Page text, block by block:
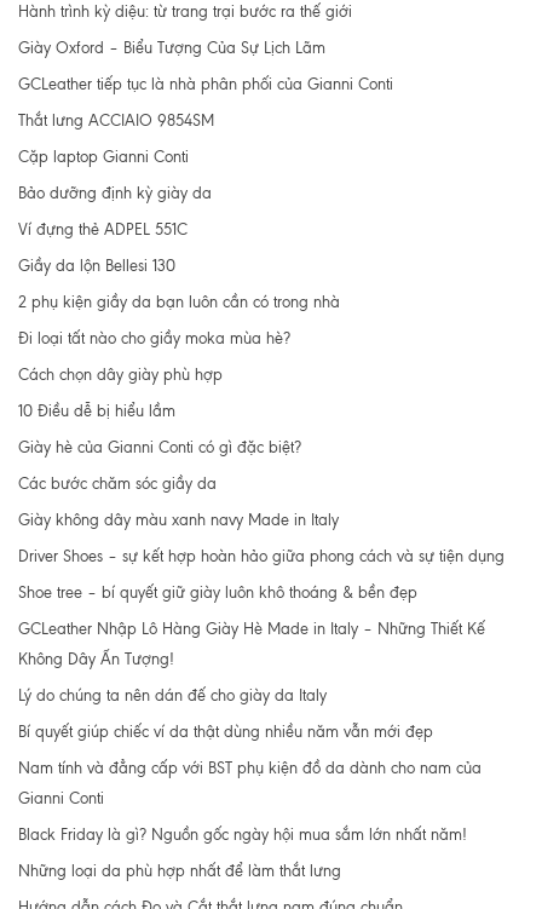
Hành trình kỳ diệu: từ trang trại bước ra thế giới
Giày Oxford – Biểu Tượng Của Sự Lịch Lãm
GCLeather tiếp tục là nhà phân phối của Gianni Conti
Thắt lưng ACCIAIO 9854SM
Cặp laptop Gianni Conti
Bảo dưỡng định kỳ giày da
Ví đựng thẻ ADPEL 551C
Giầy da lộn Bellesi 130
2 phụ kiện giầy da bạn luôn cần có trong nhà
Đi loại tất nào cho giầy moka mùa hè?
Cách chọn dây giày phù hợp
10 Điều dễ bị hiểu lầm
Giày hè của Gianni Conti có gì đặc biệt?
Các bước chăm sóc giầy da
Giày không dây màu xanh navy Made in Italy
Driver Shoes – sự kết hợp hoàn hảo giữa phong cách và sự tiện dụng
Shoe tree – bí quyết giữ giày luôn khô thoáng & bền đẹp
GCLeather Nhập Lô Hàng Giày Hè Made in Italy – Những Thiết Kế
Không Dây Ấn Tượng!
Lý do chúng ta nên dán đế cho giày da Italy
Bí quyết giúp chiếc ví da thật dùng nhiều năm vẫn mới đẹp
Nam tính và đẳng cấp với BST phụ kiện đồ da dành cho nam của
Gianni Conti
Black Friday là gì? Nguồn gốc ngày hội mua sắm lớn nhất năm!
Những loại da phù hợp nhất để làm thắt lưng